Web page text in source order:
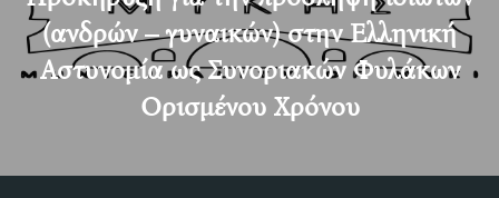
(ανδρών – γυναικών) στην Ελληνική
Αστυνομία ως Συνοριακών Φυλάκων
Ορισμένου Χρόνου